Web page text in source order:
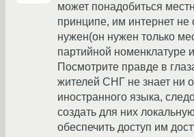
может понадобиться
принципе, им интернет не
нужен(он нужен только
партийной номенклатуре
Посмотрите правде в
жителей СНГ не знает ни
иностранного языка,
создать для них
обеспечить доступ им